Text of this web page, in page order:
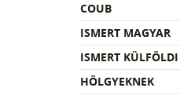
COUB
ISMERT MAGYAR
ISMERT KÜLFÖLDI
HÖLGYEKNEK